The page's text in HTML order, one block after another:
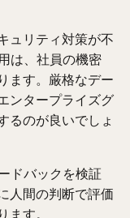
ュリティ対策が不
は、社員の機密
ます。厳格なデー
ンタープライズグ
るのが良いでしょ
ドバックを検証
人間の判断で評価
す。